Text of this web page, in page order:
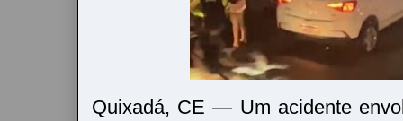
Quixadá, CE — Um acidente